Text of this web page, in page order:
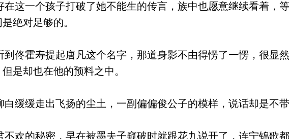
这一个孩子打破了她不能生的传言，族中也愿意继续看着，
绝对足够的。
佟霍寿提起唐凡这个名字，那道身影不由得愣了一愣，很显
是却也在他的预料之中。
缓缓走出飞扬的尘土，一副偏偏俊公子的模样，说话却是不带
欢的秘密，早在被墨夫子窥破时就跟花九说开了，连宁锦歌都